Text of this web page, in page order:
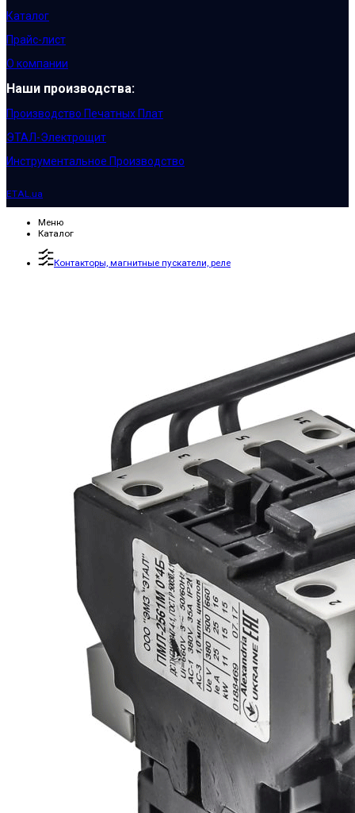
Каталог
Прайс-лист
О компании
Наши производства:
Производство Печатных Плат
ЭТАЛ-Электрощит
Инструментальное Производство
ETAL.ua
Меню
Каталог
Контакторы, магнитные пускатели, реле